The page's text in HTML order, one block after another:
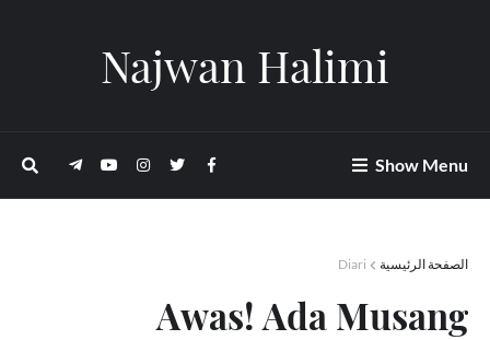
Najwan Halimi
Show Menu
الصفحة الرئيسية Diari
Awas! Ada Musang